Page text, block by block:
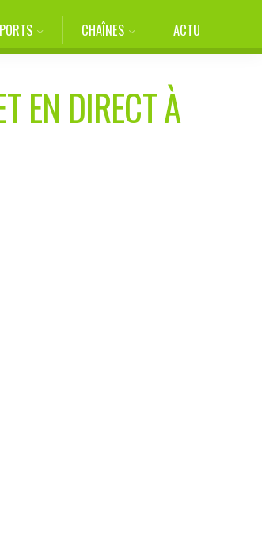
CHAÎNES ACTU
EN DIRECT À